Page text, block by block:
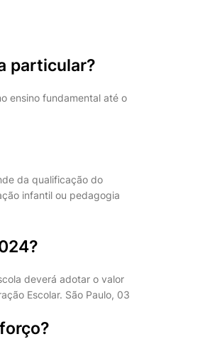
particular?
ensino fundamental até o
da qualificação do
infantil ou pedagogia
deverá adotar o valor
Escolar. São Paulo, 03